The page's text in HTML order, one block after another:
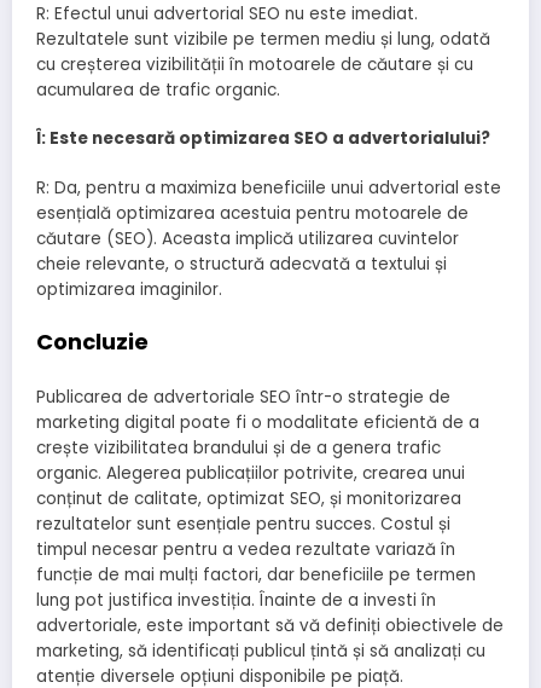
R: Efectul unui advertorial SEO nu este imediat.
Rezultatele sunt vizibile pe termen mediu și lung, odată
cu creșterea vizibilității în motoarele de căutare și cu
acumularea de trafic organic.
Î: Este necesară optimizarea SEO a advertorialului?
R: Da, pentru a maximiza beneficiile unui advertorial este
esențială optimizarea acestuia pentru motoarele de
căutare (SEO). Aceasta implică utilizarea cuvintelor
cheie relevante, o structură adecvată a textului și
optimizarea imaginilor.
Concluzie
Publicarea de advertoriale SEO într-o strategie de
marketing digital poate fi o modalitate eficientă de a
crește vizibilitatea brandului și de a genera trafic
organic. Alegerea publicațiilor potrivite, crearea unui
conținut de calitate, optimizat SEO, și monitorizarea
rezultatelor sunt esențiale pentru succes. Costul și
timpul necesar pentru a vedea rezultate variază în
funcție de mai mulți factori, dar beneficiile pe termen
lung pot justifica investiția. Înainte de a investi în
advertoriale, este important să vă definiți obiectivele de
marketing, să identificați publicul țintă și să analizați cu
atenție diversele opțiuni disponibile pe piață.